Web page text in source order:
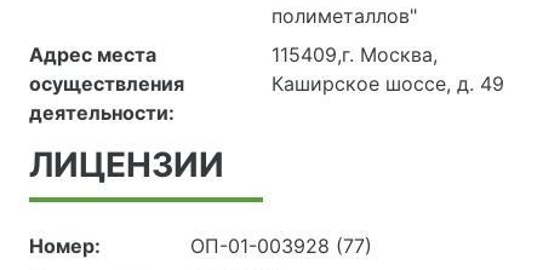
полиметаллов"
Адрес места
осуществления
деятельности:
115409,г. Москва,
Каширское шоссе, д. 49
ЛИЦЕНЗИИ
Номер:
ОП-01-003928 (77)